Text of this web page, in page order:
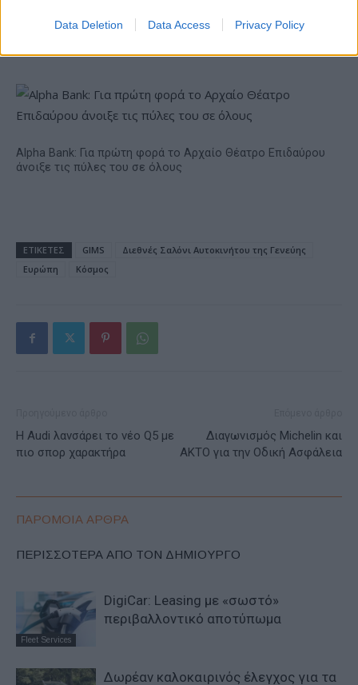
Data Deletion Data Access Privacy Policy
δεικτών FTSE4Good
Alpha Bank: Για πρώτη φορά το Αρχαίο Θέατρο Επιδαύρου
άνοιξε τις πύλες του σε όλους
ΕΤΙΚΕΤΕΣ GIMS
Διεθνές Σαλόνι Αυτοκινήτου της Γενεύης
Ευρώπη
Κόσμος
Η Audi λανσάρει το νέο Q5 με
πιο σπορ χαρακτήρα
Διαγωνισμός Michelin και
AKTO για την Οδική Ασφάλεια
ΠΑΡΟΜΟΙΑ ΑΡΘΡΑ
ΠΕΡΙΣΣΟΤΕΡΑ ΑΠΟ ΤΟΝ ΔΗΜΙΟΥΡΓΟ
Fleet Services
DigiCar: Leasing με «σωστό»
περιβαλλοντικό αποτύπωμα
Δωρέαν καλοκαιρινός έλεγχος για τα